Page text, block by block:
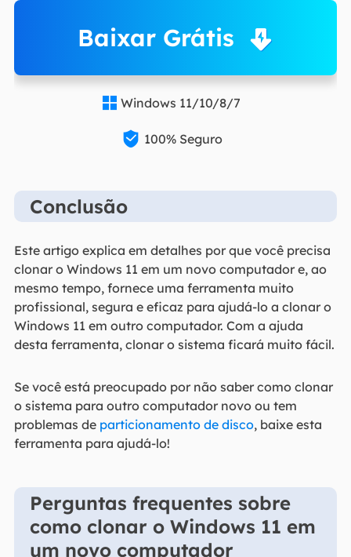
Baixar Grátis
 Windows 11/10/8/7
 100% Seguro
Conclusão
Este artigo explica em detalhes por que você precisa
clonar o Windows 11 em um novo computador e, ao
mesmo tempo, fornece uma ferramenta muito
profissional, segura e eficaz para ajudá-lo a clonar o
Windows 11 em outro computador. Com a ajuda
desta ferramenta, clonar o sistema ficará muito fácil.
Se você está preocupado por não saber como clonar
o sistema para outro computador novo ou tem
problemas de particionamento de disco, baixe esta
ferramenta para ajudá-lo!
Perguntas frequentes sobre
como clonar o Windows 11 em
um novo computador